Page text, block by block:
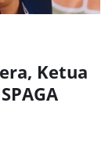
Ketua